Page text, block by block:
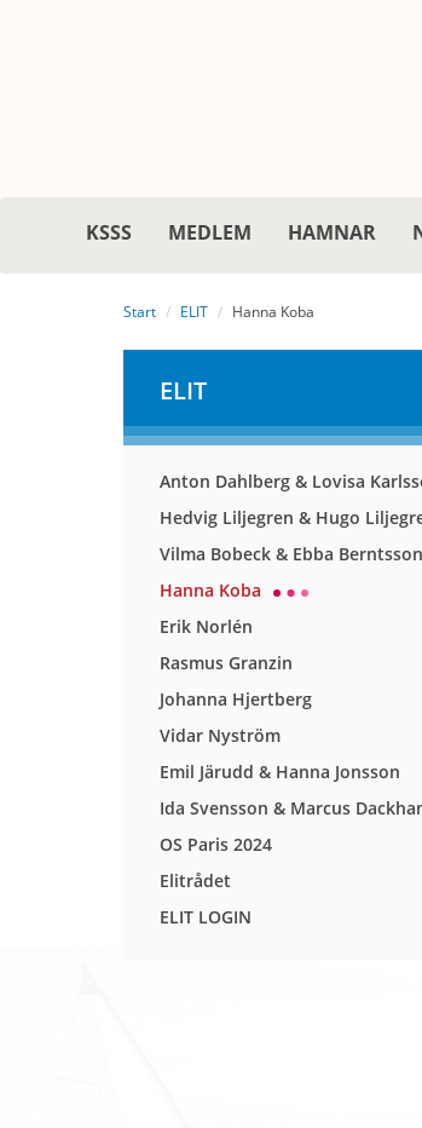
KSSS MEDLEM HAMNAR
Start ELIT Hanna Koba
ELIT
Anton Dahlberg & Lovisa
Hedvig Liljegren & Hugo
Vilma Bobeck & Ebba Berntsson
Hanna Koba
Erik Norlén
Rasmus Granzin
Johanna Hjertberg
Vidar Nyström
Emil Järudd & Hanna Jonsson
Ida Svensson & Marcus
OS Paris 2024
Elitrådet
ELIT LOGIN